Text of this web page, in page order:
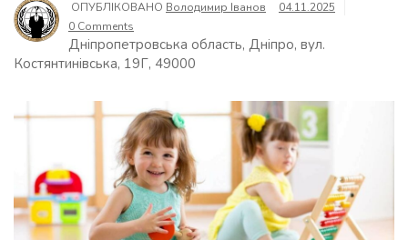
ОПУБЛІКОВАНО Володимир Іванов
04.11.2025
0 Comments
Дніпропетровська область, Дніпро, вул.
Костянтинівська, 19Г, 49000